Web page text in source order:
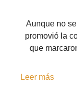
Aunque no
promovió la
que
Leer más